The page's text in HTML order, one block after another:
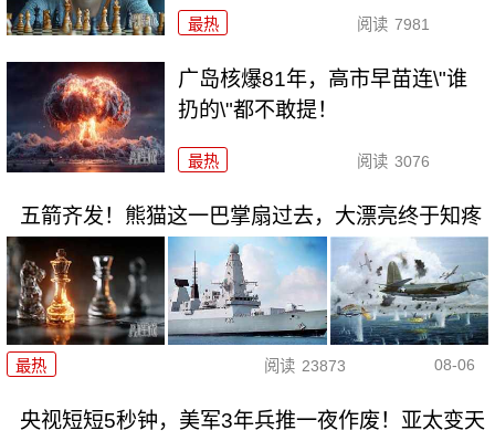
最热 阅读 7981
广岛核爆81年，高市早苗连\"谁
扔的\"都不敢提！
最热 阅读 3076
五箭齐发！熊猫这一巴掌扇过去，大漂亮终于知疼
最热 阅读 23873 08-06
央视短短5秒钟，美军3年兵推一夜作废！亚太变天